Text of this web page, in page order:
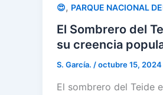
😍, PARQUE NACIONAL
El Sombrero del
su creencia
S. García. /octubre 15, 2024
El sombrero del Teide